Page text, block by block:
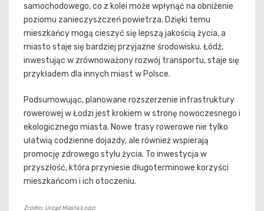
samochodowego, co z kolei może wpłynąć na obniżenie
poziomu zanieczyszczeń powietrza. Dzięki temu
mieszkańcy mogą cieszyć się lepszą jakością życia, a
miasto staje się bardziej przyjazne środowisku. Łódź,
inwestując w zrównoważony rozwój transportu, staje się
przykładem dla innych miast w Polsce.
Podsumowując, planowane rozszerzenie infrastruktury
rowerowej w Łodzi jest krokiem w stronę nowoczesnego i
ekologicznego miasta. Nowe trasy rowerowe nie tylko
ułatwią codzienne dojazdy, ale również wspierają
promocję zdrowego stylu życia. To inwestycja w
przyszłość, która przyniesie długoterminowe korzyści
mieszkańcom i ich otoczeniu.
Źródło: Urząd Miasta Łodzi